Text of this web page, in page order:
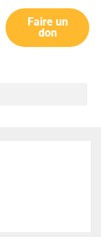
Faire un
don